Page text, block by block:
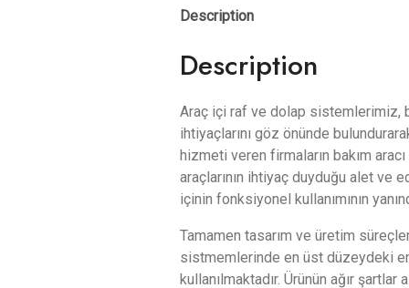
Description
Description
Araç içi raf ve dolap sistemlerimiz,
ihtiyaçlarını göz önünde
hizmeti veren firmaların bakım
araçlarının ihtiyaç duyduğu alet ve
içinin fonksiyonel kullanımının
Tamamen tasarım ve üretim
sistmemlerinde en üst düzeydeki
kullanılmaktadır. Ürünün ağır şartlar